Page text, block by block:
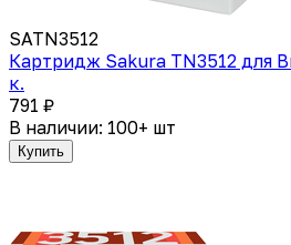
SATN3512
Картридж Sakura TN3512 для
к.
791 ₽
В наличии: 100+ шт
Купить